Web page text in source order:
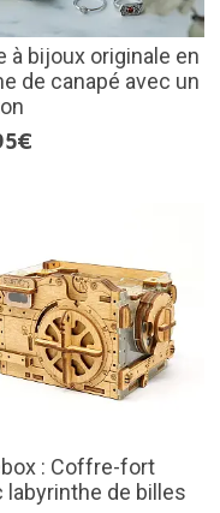
à bijoux originale en
de canapé avec un
: Coffre-fort
labyrinthe de billes